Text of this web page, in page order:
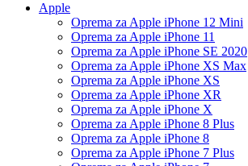
Apple
Oprema za Apple iPhone 12 Mini
Oprema za Apple iPhone 11
Oprema za Apple iPhone SE 2020
Oprema za Apple iPhone XS Max
Oprema za Apple iPhone XS
Oprema za Apple iPhone XR
Oprema za Apple iPhone X
Oprema za Apple iPhone 8 Plus
Oprema za Apple iPhone 8
Oprema za Apple iPhone 7 Plus